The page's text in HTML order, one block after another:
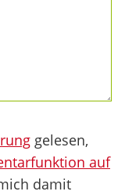
gelesen,
auf
damit